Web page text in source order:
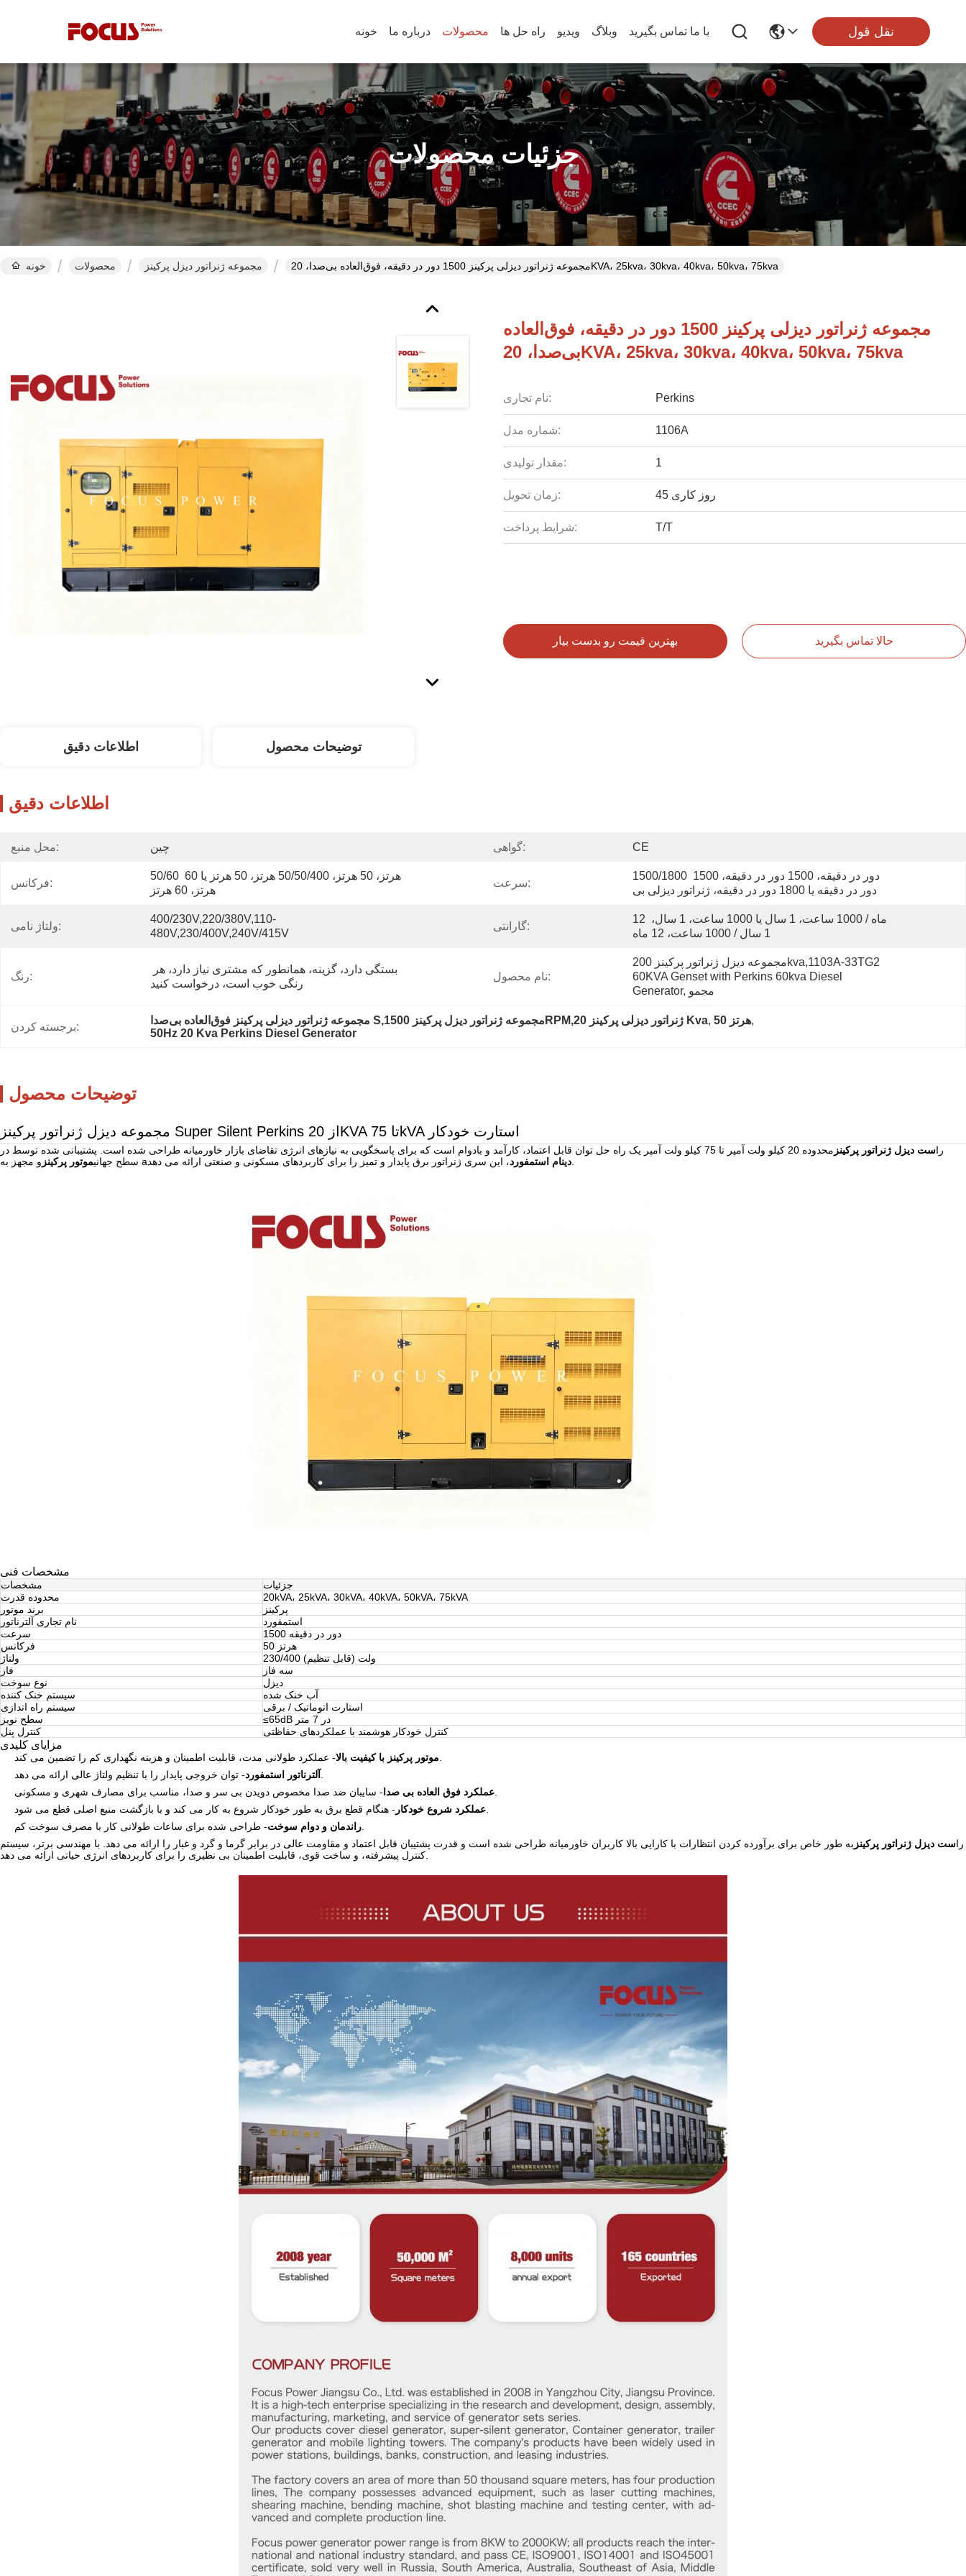
خونه درباره ما محصولات راه حل ها ویدیو وبلاگ با ما تماس بگیرید نقل قول
جزئیات محصولات
خونه محصولات مجموعه ژنراتور دیزل پرکینز مجموعه ژنراتور دیزلی پرکینز 1500 دور در دقیقه، فوق‌العاده بی‌صدا، 20KVA، 25kva، 30kva، 40kva، 50kva، 75kva
مجموعه ژنراتور دیزلی پرکینز 1500 دور در دقیقه، فوق‌العاده
بی‌صدا، 20KVA، 25kva، 30kva، 40kva، 50kva، 75kva
نام تجاری: Perkins
شماره مدل: 1106A
مقدار تولیدی: 1
زمان تحویل: 45 روز کاری
شرایط پرداخت: T/T
بهترین قیمت رو بدست بیار حالا تماس بگیرید
اطلاعات دقیق توضیحات محصول
اطلاعات دقیق
محل منبع: چین گواهی: CE
فرکانس:
50/60 هرتز، 50 هرتز، 50/50/400 هرتز، 50 هرتز یا 60
هرتز، 60 هرتز
سرعت:
1500/1800 دور در دقیقه، 1500 دور در دقیقه، 1500
ولتاژ نامی:
400/230V,220/380V,110-
480V,230/400V,240V/415V
گارانتی:
12 ماه / 1000 ساعت، 1 سال یا 1000 ساعت، 1 سال،
1 سال / 1000 ساعت، 12 ماه
رنگ:
رنگی خوب است، درخواست کنید
نام محصول:
مجموعه دیزل ژنراتور پرکینز 200kva,1103A-33TG2
60KVA Genset with Perkins 60kva Diesel
Generator, مجمو
برجسته کردن:
مجموعه ژنراتور دیزلی پرکینز فوق‌العاده بی‌صدا S,مجموعه ژنراتور دیزل پرکینز 1500RPM,ژنراتور دیزلی پرکینز 20 Kva, 50 هرتز,
50Hz 20 Kva Perkins Diesel Generator
توضیحات محصول
مجموعه دیزل ژنراتور پرکینز Super Silent Perkins از 20KVA تا 75kVA استارت خودکار
راست دیزل ژنراتور پرکینز
محدوده 20 کیلو ولت آمپر تا 75 کیلو ولت آمپر یک راه حل توان قابل اعتماد، کارآمد و بادوام است که برای پاسخگویی به نیازهای انرژی تقاضای بازار خاورمیانه طراحی شده است. پشتیبانی شده توسط در
سطح جهانیموتور پرکینز و مجهز به a دینام استمفورد
مشخصات فنی
مشخصات
جزئیات
محدوده قدرت
20kVA، 25kVA، 30kVA، 40kVA، 50kVA، 75kVA
برند موتور
پرکینز
نام تجاری آلترناتور
استمفورد
سرعت
1500 دور در دقیقه
فرکانس
50 هرتز
ولتاژ
230/400 ولت (قابل تنظیم)
فاز
سه فاز
نوع سوخت
دیزل
سیستم خنک کننده
آب خنک شده
سیستم راه اندازی
استارت اتوماتیک / برقی
سطح نویز
≤65dB در 7 متر
کنترل پنل
کنترل خودکار هوشمند با عملکردهای حفاظتی
مزایای کلیدی
موتور پرکینز با کیفیت بالا
آلترناتور استمفورد
عملکرد فوق العاده بی صدا
عملکرد شروع خودکار
راندمان و دوام سوخت
راست دیزل ژنراتور پرکینز به طور خاص برای برآورده کردن انتظارات با کارایی بالا کاربران خاورمیانه طراحی شده است و قدرت پشتیبان قابل اعتماد و مقاومت عالی در برابر گرما و گرد و غبار را ارائه می دهد. با مهندسی برتر، سیستم